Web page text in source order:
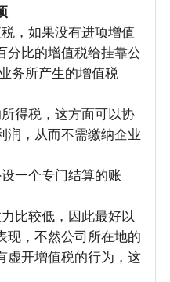
，如果没有进项增值
分比的增值税给挂靠公
务所产生的增值税
得税，这方面可以协
润，从而不需缴纳企业
一个专门结算的账
比较低，因此最好以
现，不然公司所在地的
虚开增值税的行为，这